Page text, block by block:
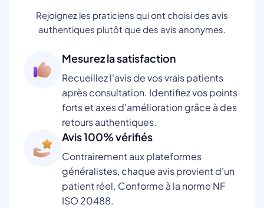
Rejoignez les praticiens qui ont choisi des avis
authentiques plutôt que des avis anonymes.
Mesurez la satisfaction
Recueillez l'avis de vos vrais patients
après consultation. Identifiez vos points
forts et axes d'amélioration grâce à des
retours authentiques.
Avis 100% vérifiés
Contrairement aux plateformes
généralistes, chaque avis provient d'un
patient réel. Conforme à la norme NF
ISO 20488.